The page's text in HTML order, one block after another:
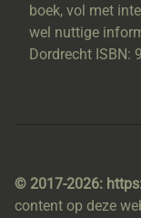
boek, vol met
wel nuttige
Dordrecht ISBN:
© 2017-2026:
content op deze